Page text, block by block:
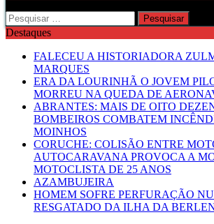
Pesquisar
por:
Destaques
FALECEU A HISTORIADORA
MARQUES
ERA DA LOURINHÃ O JOVEM
MORREU NA QUEDA DE
ABRANTES: MAIS DE OITO
BOMBEIROS COMBATEM
MOINHOS
CORUCHE: COLISÃO ENTRE
AUTOCARAVANA PROVOCA A
MOTOCLISTA DE 25 ANOS
AZAMBUJEIRA
HOMEM SOFRE PERFURAÇÃO
RESGATADO DA ILHA DA